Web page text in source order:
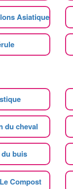
Asiatique
du cheval
du buis
Compost